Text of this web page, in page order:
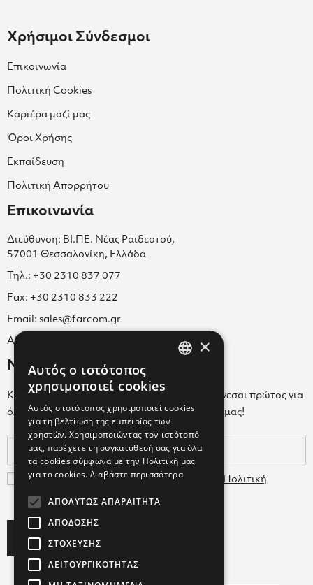
Χρήσιμοι Σύνδεσμοι
Επικοινωνία
Πολιτική Cookies
Καριέρα μαζί μας
Όροι Χρήσης
Εκπαίδευση
Πολιτική Απορρήτου
Επικοινωνία
Διεύθυνση: ΒΙ.ΠΕ. Νέας Ραιδεστού,
57001 Θεσσαλονίκη, Ελλάδα
Τηλ.: +30 2310 837 077
Fax: +30 2310 833 222
Email: sales@farcom.gr
ΑΡ.Γ.Ε.ΜΗ. 038365205000
Newsletter
Κάνε εγγραφή στο Newsletter για να ενημερώνεσαι πρώτος για
όλα τα νέα μας και τα ολοκαίνουρια προϊόντα μας!
Συμφωνώ με τουςΌρους Χρήσης
Πολιτική
Δεδομένων
×
Αυτός ο ιστότοπος
χρησιμοποιεί cookies
Αυτός ο ιστότοπος χρησιμοποιεί cookies
για τη βελτίωση της εμπειρίας των
χρηστών. Χρησιμοποιώντας τον ιστότοπό
μας, παρέχετε τη συγκατάθεσή σας για όλα
τα cookies σύμφωνα με την Πολιτική μας
για τα cookies. Διαβάστε περισσότερα
ΑΠΟΛΎΤΩΣ ΑΠΑΡΑΊΤΗΤΑ
ΑΠΌΔΟΣΗΣ
ΣΤΌΧΕΥΣΗΣ
ΛΕΙΤΟΥΡΓΙΚΌΤΗΤΑΣ